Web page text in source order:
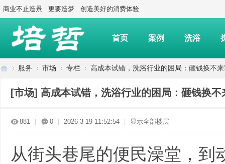
商业不止造景 更要造梦 创造美好的消费体验
首页 案例 洗浴
服务 市场 专栏 高成本试错，洗浴行业的困局：砸钱换不
[市场] 高成本试错，洗浴行业的困局：砸钱换
881 0 2026-3-19 11:52:54 显示全部楼层
从街头巷尾的便民澡堂，到